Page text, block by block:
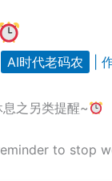
AI时代老码农 |
之另类提醒~
to stop